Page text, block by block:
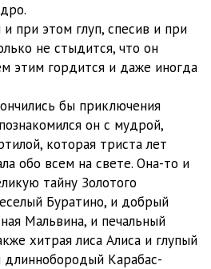
при этом глуп, спесив и при
не стыдится, что он
этим гордится и даже иногда
бы приключения
он с мудрой,
которая триста лет
обо всем на свете. Она-то и
тайну Золотого
Буратино, и добрый
Мальвина, и печальный
хитрая лиса Алиса и глупый
длиннобородый Карабас-